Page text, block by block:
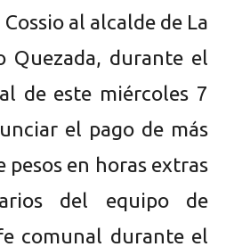
al alcalde de La
Quezada, durante el
de este miércoles 7
el pago de más
pesos en horas extras
del equipo de
comunal durante el